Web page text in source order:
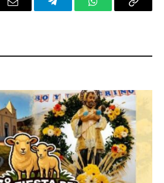
Email TelegramWhatsAppCopy